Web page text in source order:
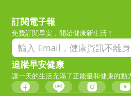
訂閱電子報
免費訂閱早安，開始健康新生活！
追蹤早安健康
讓一天的生活充滿了正能量和健康的動